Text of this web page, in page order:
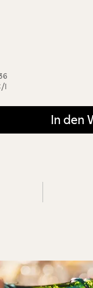
l
Wert ein oder
In den